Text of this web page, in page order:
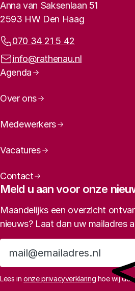
Contactinformatie
Anna van Saksenlaan 51
2593 HW Den Haag
Telefoonnummer:
070 34 21 5 42
E-mailadres:
info@rathenau.nl
Paginanavigatie
Agenda
Over ons
Medewerkers
Vacatures
Contact
Meld u aan voor onze
Maandelijks een overzicht
nieuws? Laat dan uw mailadres
Lees inonze privacyverklaring hoe wij